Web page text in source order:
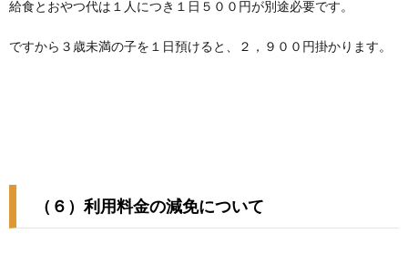
給食とおやつ代は１人につき１日５００円が別途必要です。
ですから３歳未満の子を１日預けると、２，９００円掛かります。
（６）利用料金の減免について